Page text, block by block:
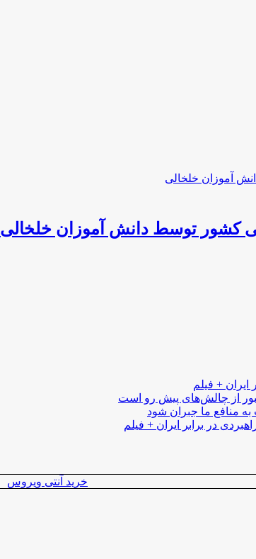
کشور توسط دانش آموزان خلخالی
ایران + فیلم
از چالش‌های پیش رو است
منافع ما جبران شود
در برابر ایران + فیلم
خرید آنتی ویروس